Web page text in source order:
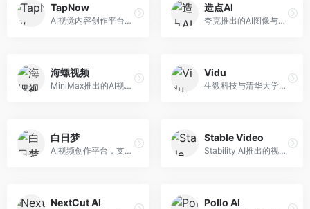
TapNow
AI视觉内容创作平台，整合图像与视频生成能力。面向内容创作者，提供文生图、文生视频、智能编辑等服务，创作工具丰富，一站式体验便捷。
造点AI
夸克推出的AI图像与视频创作平台。面向普通用户和内容创作者，提供文生图、文生视频等功能，操作简便，与夸克生态深度整合。
海螺视频
MiniMax推出的AI视频生成工具，支持高质量视频创作。面向内容创作者，提供文生视频、视频编辑等功能，生成速度快，视频效果自然流畅。
Vidu
生数科技与清华大学联合研发的AI视频生成大模型。面向视频创作者和内容生产者，支持文生视频、图生视频，视频质量高，物理运动理解准确，国产视频生成领先工具。
白日梦
AI视频创作平台，支持生成长达50分钟的长视频内容。面向长视频创作者和内容生产者，支持故事视频生成、视频编辑等功能，适合叙事性内容创作。
Stable Video
Stability AI推出的视频生成模型，开源可部署。面向开发者和专业创作者，支持视频生成、视频编辑等功能，开源生态完善，定制化程度高。
NextCut AI Pollo AI